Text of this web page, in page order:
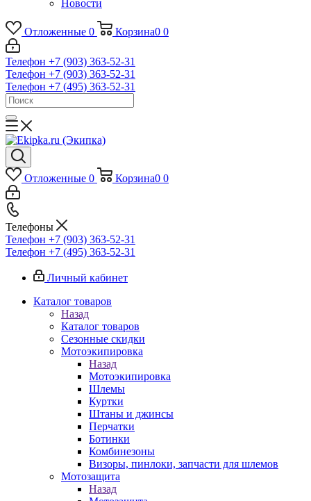
Новости
Отложенные 0 Корзина0 0
Телефон +7 (903) 363-52-31
Телефон +7 (903) 363-52-31
Телефон +7 (495) 363-52-31
Отложенные 0 Корзина0 0
Телефоны
Телефон +7 (903) 363-52-31
Телефон +7 (495) 363-52-31
Личный кабинет
Каталог товаров
Назад
Каталог товаров
Сезонные скидки
Мотоэкипировка
Назад
Мотоэкипировка
Шлемы
Куртки
Штаны и джинсы
Перчатки
Ботинки
Комбинезоны
Визоры, пинлоки, запчасти для шлемов
Мотозащита
Назад